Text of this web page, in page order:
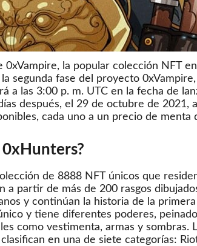
0xVampire, la popular colección NFT
la segunda fase del proyecto
a las 3:00 p. m. UTC en la fecha de
después, el 29 de octubre de 2021,
cada uno a un precio de menta
0xHunters?
de 8888 NFT únicos que
a partir de más de 200 rasgos
y continúan la historia de la
y tiene diferentes poderes,
como vestimenta, armas y sombras.
en una de siete categorías: